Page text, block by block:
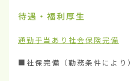
待遇・福利厚生
通勤手当あり 社会保険完備
■社保完備（勤務条件により）